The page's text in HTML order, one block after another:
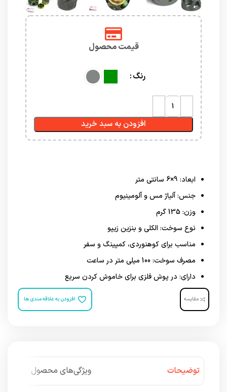
قیمت محصول
رنگ
افزودن به سبد خرید
ابعاد: 9×6 سانتی متر
جنس: آلیاژ مس و آلومینیوم
وزن: 135 گرم
نوع سوخت: الکلی و بنزین زیپو
مناسب برای کوهنوردی، کمپینگ و سفر
مصرف سوخت: 100 میلی متر در ساعت
دارای: در پوش فلزی برای خاموش کردن سریع
مقایسه افزودن به علاقه مندی ها
توضیحات ویژگی‌های محصول